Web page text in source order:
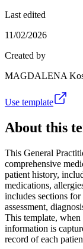
Last edited
11/02/2026
Created by
MAGDALENA
Use template
About this
This General
comprehensive
patient history,
medications,
includes sections
assessment,
This template,
information is
record of each